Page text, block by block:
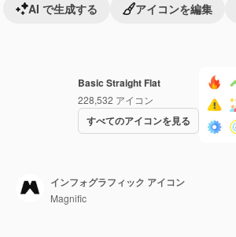
Basic Straight Flat
228,532 アイコン
すべてのアイコンを見る
AI で生成する アイコンを編集
インフォグラフィック アイコン
Magnific